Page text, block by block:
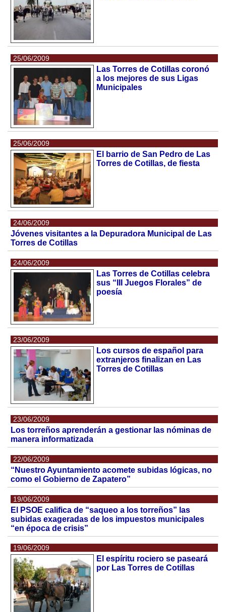
25/06/2009
Las Torres de Cotillas coronó
a los mejores de sus Ligas
Municipales
25/06/2009
El barrio de San Pedro de Las
Torres de Cotillas, de fiesta
24/06/2009
Jóvenes visitantes a la Depuradora Municipal de Las
Torres de Cotillas
24/06/2009
Las Torres de Cotillas celebra
sus “III Juegos Florales” de
poesía
23/06/2009
Los cursos de español para
extranjeros finalizan en Las
Torres de Cotillas
23/06/2009
Los torreños aprenderán a gestionar las nóminas de
manera informatizada
22/06/2009
“Nuestro Ayuntamiento acomete subidas lógicas, no
como el Gobierno de Zapatero”
19/06/2009
El PSOE califica de “saqueo a los torreños” las
subidas exageradas de los impuestos municipales
“en época de crisis”
19/06/2009
El espíritu rociero se paseará
por Las Torres de Cotillas